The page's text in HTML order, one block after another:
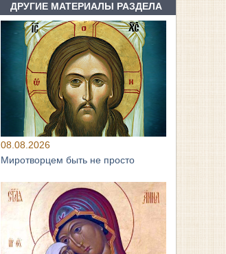
ДРУГИЕ МАТЕРИАЛЫ РАЗДЕЛА
08.08.2026
Миротворцем быть не просто